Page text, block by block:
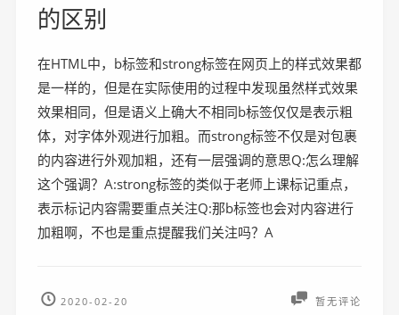
的区别
在HTML中，b标签和strong标签在网页上的样式效果都
是一样的，但是在实际使用的过程中发现虽然样式效果
效果相同，但是语义上确大不相同b标签仅仅是表示粗
体，对字体外观进行加粗。而strong标签不仅是对包裹
的内容进行外观加粗，还有一层强调的意思Q:怎么理解
这个强调？A:strong标签的类似于老师上课标记重点，
表示标记内容需要重点关注Q:那b标签也会对内容进行
加粗啊，不也是重点提醒我们关注吗？A
2020-02-20 暂无评论